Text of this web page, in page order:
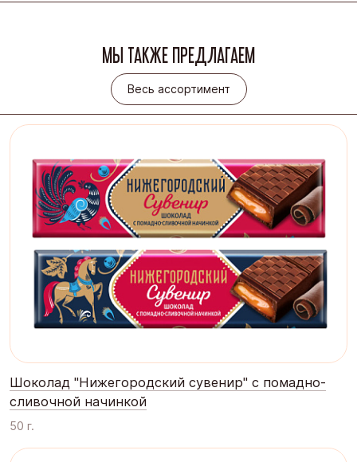
МЫ ТАКЖЕ ПРЕДЛАГАЕМ
Весь ассортимент
Весь ассортимент
Шоколад "Нижегородский сувенир" с помадно-
сливочной начинкой
50 г.